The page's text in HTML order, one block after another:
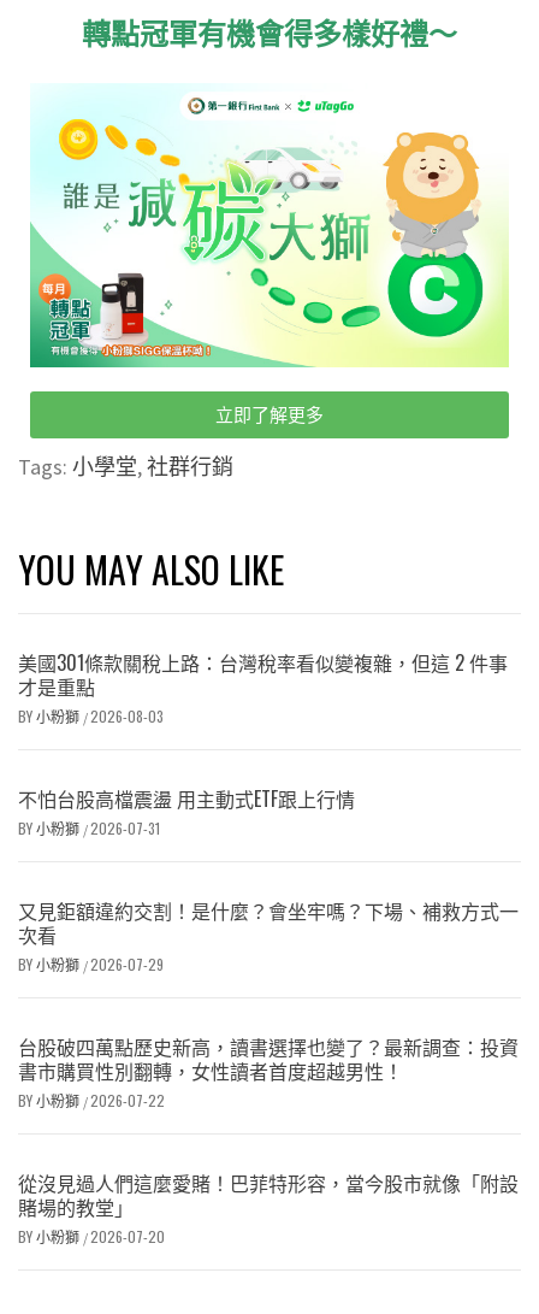
轉點冠軍有機會得多樣好禮～
立即了解更多
Tags: 小學堂,社群行銷
YOU MAY ALSO LIKE
美國301條款關稅上路：台灣稅率看似變複雜，但這 2 件事
才是重點
BY小粉獅 /2026-08-03
不怕台股高檔震盪 用主動式ETF跟上行情
BY小粉獅 /2026-07-31
又見鉅額違約交割！是什麼？會坐牢嗎？下場、補救方式一
次看
BY小粉獅 /2026-07-29
台股破四萬點歷史新高，讀書選擇也變了？最新調查：投資
書市購買性別翻轉，女性讀者首度超越男性！
BY小粉獅 /2026-07-22
從沒見過人們這麼愛賭！巴菲特形容，當今股市就像「附設
賭場的教堂」
BY小粉獅 /2026-07-20